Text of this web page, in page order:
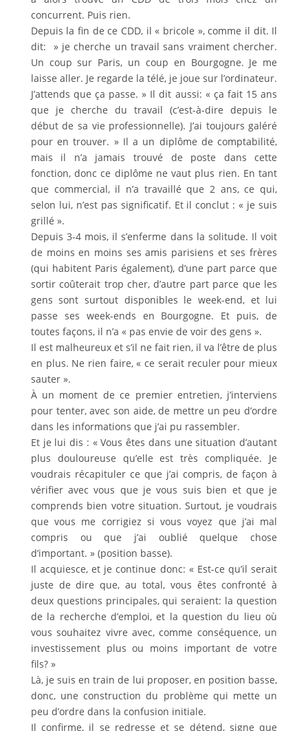
concurrent. Puis rien.
Depuis la fin de ce CDD, il « bricole », comme il dit. Il
dit: » je cherche un travail sans vraiment chercher.
Un coup sur Paris, un coup en Bourgogne. Je me
laisse aller. Je regarde la télé, je joue sur l’ordinateur.
J’attends que ça passe. » Il dit aussi: « ça fait 15 ans
que je cherche du travail (c’est-à-dire depuis le
début de sa vie professionnelle). J’ai toujours galéré
pour en trouver. » Il a un diplôme de comptabilité,
mais il n’a jamais trouvé de poste dans cette
fonction, donc ce diplôme ne vaut plus rien. En tant
que commercial, il n’a travaillé que 2 ans, ce qui,
selon lui, n’est pas significatif. Et il conclut : « je suis
grillé ».
Depuis 3-4 mois, il s’enferme dans la solitude. Il voit
de moins en moins ses amis parisiens et ses frères
(qui habitent Paris également), d’une part parce que
sortir coûterait trop cher, d’autre part parce que les
gens sont surtout disponibles le week-end, et lui
passe ses week-ends en Bourgogne. Et puis, de
toutes façons, il n’a « pas envie de voir des gens ».
Il est malheureux et s’il ne fait rien, il va l’être de plus
en plus. Ne rien faire, « ce serait reculer pour mieux
sauter ».
À un moment de ce premier entretien, j’interviens
pour tenter, avec son aide, de mettre un peu d’ordre
dans les informations que j’ai pu rassembler.
Et je lui dis : « Vous êtes dans une situation d’autant
plus douloureuse qu’elle est très compliquée. Je
voudrais récapituler ce que j’ai compris, de façon à
vérifier avec vous que je vous suis bien et que je
comprends bien votre situation. Surtout, je voudrais
que vous me corrigiez si vous voyez que j’ai mal
compris ou que j’ai oublié quelque chose
d’important. » (position basse).
Il acquiesce, et je continue donc: « Est-ce qu’il serait
juste de dire que, au total, vous êtes confronté à
deux questions principales, qui seraient: la question
de la recherche d’emploi, et la question du lieu où
vous souhaitez vivre avec, comme conséquence, un
investissement plus ou moins important de votre
fils? »
Là, je suis en train de lui proposer, en position basse,
donc, une construction du problème qui mette un
peu d’ordre dans la confusion initiale.
Il confirme, il se redresse et se détend, signe que